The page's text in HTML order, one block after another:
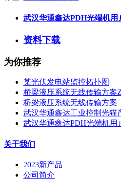
武汉华通鑫达PDH光端机用
资料下载
为你推荐
某光伏发电站监控拓扑图
桥梁液压系统无线传输方案
桥梁液压系统无线传输方案
武汉华通鑫达工业控制光猫
武汉华通鑫达PDH光端机用
关于我们
2023新产品
公司简介